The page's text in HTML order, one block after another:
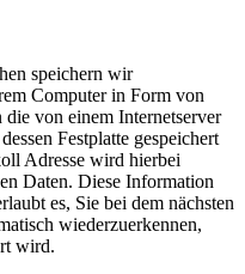
speichern wir
Computer in Form von
von einem Internetserver
Festplatte gespeichert
Adresse wird hierbei
Daten. Diese Information
es, Sie bei dem nächsten
wiederzuerkennen,
wird.